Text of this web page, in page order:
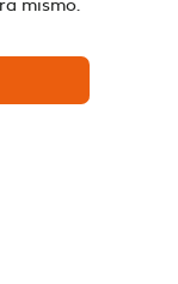
mismo.